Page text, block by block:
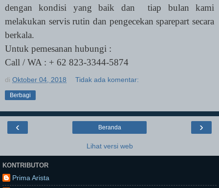
dengan kondisi yang baik dan
tiap bulan kami
melakukan servis rutin dan pengecekan sparepart secara
berkala.
Untuk pemesanan hubungi :
Call / WA : + 62 823-3344-5874
di Oktober 04, 2018 Tidak ada komentar:
Berbagi
‹ ›
Beranda
Lihat versi web
KONTRIBUTOR
Prima Arista